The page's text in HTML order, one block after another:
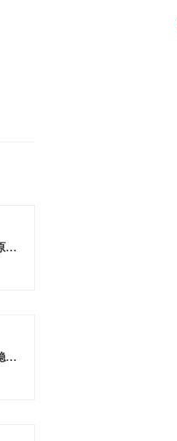
展商快讯丨双乳，深耕陶瓷原料多年
展商快讯｜嘉泰，提供优质稳定的陶瓷原料